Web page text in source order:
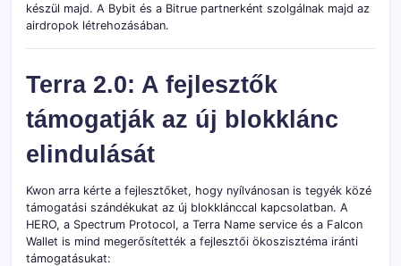
készül majd. A Bybit és a Bitrue partnerként szolgálnak majd az
airdropok létrehozásában.
Terra 2.0: A fejlesztők
támogatják az új blokklánc
elindulását
Kwon arra kérte a fejlesztőket, hogy nyílvánosan is tegyék közé
támogatási szándékukat az új blokklánccal kapcsolatban. A
HERO, a Spectrum Protocol, a Terra Name service és a Falcon
Wallet is mind megerősítették a fejlesztői ökoszisztéma iránti
támogatásukat: